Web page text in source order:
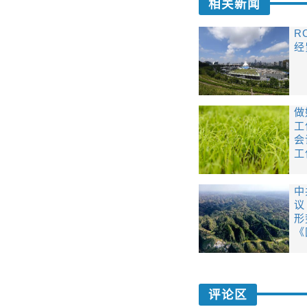
相关新闻
经
做
会
议
形
评论区